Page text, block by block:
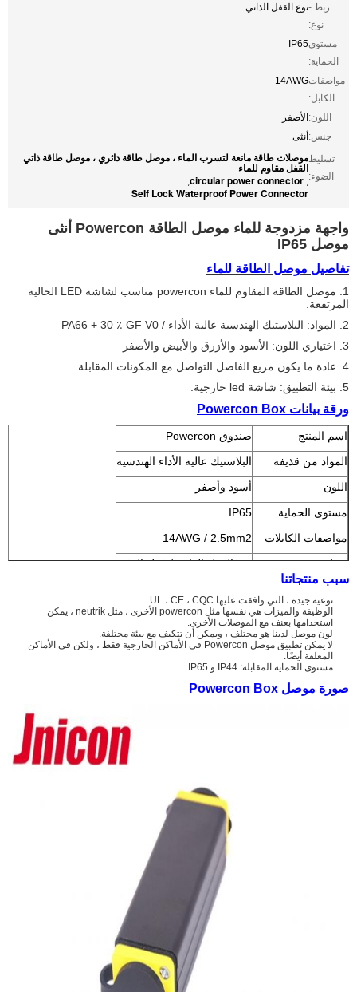
ربط -
نوع:
نوع القفل الذاتي
مستوى
الحماية:
IP65
مواصفات
الكابل:
14AWG
اللون:الأصفر
جنس:أنثى
تسليط
الضوء:
موصلات طاقة مانعة لتسرب الماء ، موصل طاقة دائري ، موصل طاقة ذاتي
القفل مقاوم للماء
,
circular power connector
,
Self Lock Waterproof Power Connector
واجهة مزدوجة للماء موصل الطاقة Powercon أنثى
موصل IP65
تفاصيل موصل الطاقة للماء
1. موصل الطاقة المقاوم للماء powercon مناسب لشاشة LED الحالية
المرتفعة.
2. المواد: البلاستيك الهندسية عالية الأداء /
PA66 + 30 ٪ GF V0
3. اختياري اللون: الأسود والأزرق والأبيض والأصفر
4. عادة ما يكون مربع الفاصل التواصل مع المكونات المقابلة
5. بيئة التطبيق: شاشة led خارجية.
ورقة بيانات Powercon Box
اسم المنتج
صندوق Powercon
المواد من قذيفة
البلاستيك عالية الأداء الهندسية
اللون
أسود وأصفر
مستوى الحماية
IP65
مواصفات الكابلات
14AWG / 2.5mm2
ربط نوع
نوع القفل الذاتي / قفل الدفع
تحمل الجهد
درجة حرارة التشغيل-40 ℃ - 105 ℃
سبب منتجاتنا
نوعية جيدة ، التي وافقت عليها UL ، CE ، CQC
الوظيفة والميزات هي نفسها مثل powercon الأخرى ، مثل neutrik ، يمكن
استخدامها بعنف مع الموصلات الأخرى.
لون موصل لدينا هو مختلف ، ويمكن أن تتكيف مع بيئة مختلفة.
لا يمكن تطبيق موصل Powercon في الأماكن الخارجية فقط ، ولكن في الأماكن
المغلقة أيضًا.
مستوى الحماية المقابلة: IP44 و IP65
صورة موصل Powercon Box